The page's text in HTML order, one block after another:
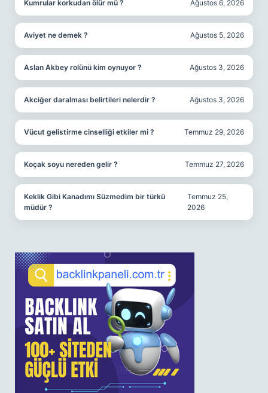
Kumrular korkudan ölür mü ? Ağustos 6, 2026
Aviyet ne demek ? Ağustos 5, 2026
Aslan Akbey rolünü kim oynuyor ? Ağustos 3, 2026
Akciğer daralması belirtileri nelerdir ? Ağustos 3, 2026
Vücut gelistirme cinselliği etkiler mi ? Temmuz 29, 2026
Koçak soyu nereden gelir ? Temmuz 27, 2026
Keklik Gibi Kanadımı Süzmedim bir türkü
müdür ?
Temmuz 25,
2026